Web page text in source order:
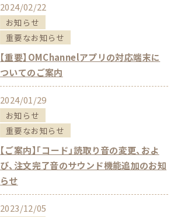
2024/02/22
お知らせ
重要なお知らせ
【重要】OMChannelアプリの対応端末に
ついてのご案内
2024/01/29
お知らせ
重要なお知らせ
【ご案内】「コード」読取り音の変更、およ
び、注文完了音のサウンド機能追加のお知
らせ
2023/12/05